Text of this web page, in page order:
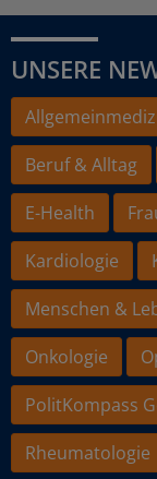
UNSERE
Beruf & Alltag
E-Health
Kardiologie
Menschen &
Onkologie
PolitKompass
Rheumatologie